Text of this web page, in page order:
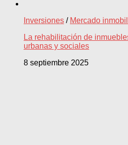
Inversiones / Mercado
La rehabilitación de
urbanas y sociales
8 septiembre 2025